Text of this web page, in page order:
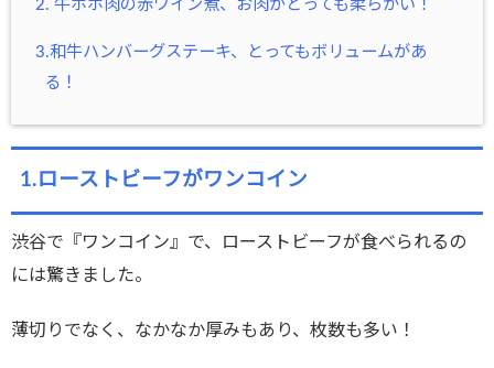
2. 牛ホホ肉の赤ワイン煮、お肉がとっても柔らかい！
3.和牛ハンバーグステーキ、とってもボリュームがあ
る！
1.ローストビーフがワンコイン
渋谷で『ワンコイン』で、ローストビーフが食べられるの
には驚きました。
薄切りでなく、なかなか厚みもあり、枚数も多い！